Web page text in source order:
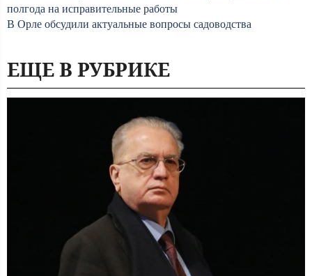
полгода на исправительные работы
В Орле обсудили актуальные вопросы садоводства
ЕЩЕ В РУБРИКЕ